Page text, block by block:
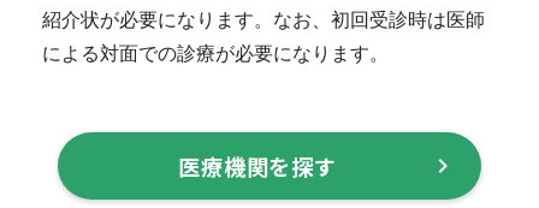
紹介状が必要になります。なお、初回受診時は医師
による対面での診療が必要になります。
医療機関を探す keyboard_arrow_right